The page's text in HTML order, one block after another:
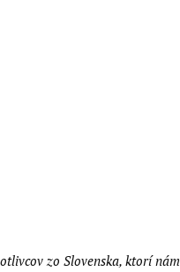
zo Slovenska, ktorí nám